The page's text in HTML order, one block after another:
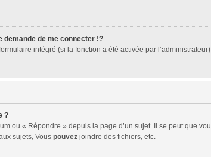
demande de me connecter !?
intégré (si la fonction a été activée par
?
ou « Répondre » depuis la page d’un sujet. Il se peut que
sujets, Vous pouvez joindre des fichiers, etc.